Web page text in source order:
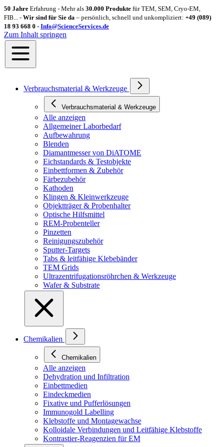
50 Jahre Erfahrung - Mehr als 30.000 Produkte für TEM, SEM, Cryo-EM,
FIB... - Wir sind für Sie da – persönlich, schnell und unkompliziert: +49 (089)
18 93 668 0 - Info@ScienceServices.de
Zum Inhalt springen
Verbrauchsmaterial & Werkzeuge
Verbrauchsmaterial & Werkzeuge
Alle anzeigen
Allgemeiner Laborbedarf
Aufbewahrung
Blenden
Diamantmesser von DiATOME
Eichstandards & Testobjekte
Einbettformen & Zubehör
Färbezubehör
Kathoden
Klingen & Kleinwerkzeuge
Objektträger & Probenhalter
Optische Hilfsmittel
REM-Probenteller
Pinzetten
Reinigungszubehör
Sputter-Targets
Tabs & leitfähige Klebebänder
TEM Grids
Ultrazentrifugationsröhrchen & Werkzeuge
Wafer & Substrate
Chemikalien
Chemikalien
Alle anzeigen
Dehydration und Infiltration
Einbettmedien
Eindeckmedien
Fixative und Pufferlösungen
Immunogold Labelling
Klebstoffe und Montagewachse
Kolloidale Verbindungen und Leitfähige Klebstoffe
Kontrastier-Reagenzien für EM